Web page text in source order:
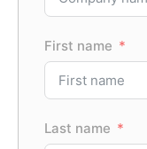
First name
Last name